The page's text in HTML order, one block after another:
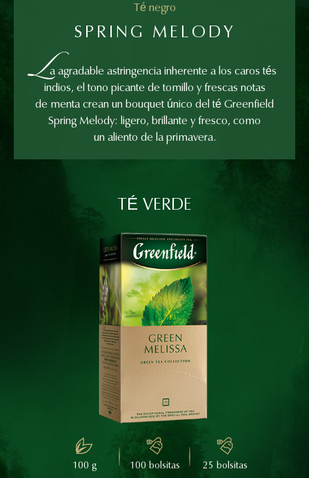
Té negro
SPRING MELODY
La agradable astringencia inherente a los caros tés
indios, el tono picante de tomillo y frescas notas
de menta crean un bouquet único del té Greenfield
Spring Melody: ligero, brillante y fresco, como
un aliento de la primavera.
TÉ VERDE
100 g 100 bolsitas 25 bolsitas